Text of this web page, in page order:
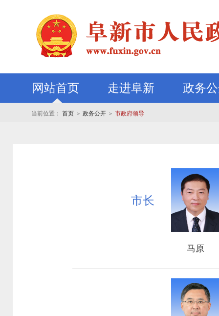
网站首页 走进阜新 政务
当前位置： 首页 ＞ 政务公开 ＞ 市政府领导
市长
马原